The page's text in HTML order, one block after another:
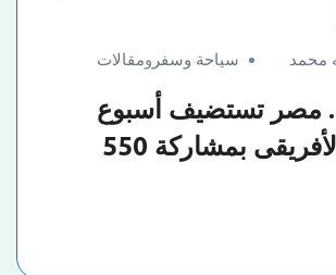
محمد سياحة وسفر ومقالات
مصر تستضيف أسبوع
الطيران الأفريقى بمشاركة 550